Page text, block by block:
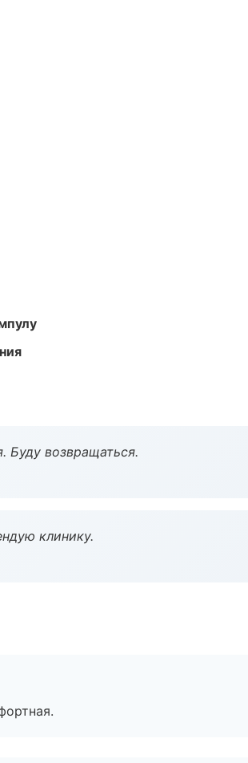
Буду возвращаться.
клинику.